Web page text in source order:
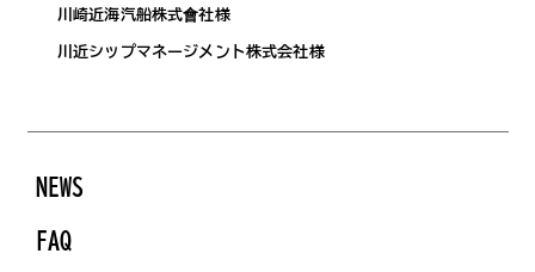
川崎近海汽船株式會社様
川近シップマネージメント株式会社様
NEWS
FAQ